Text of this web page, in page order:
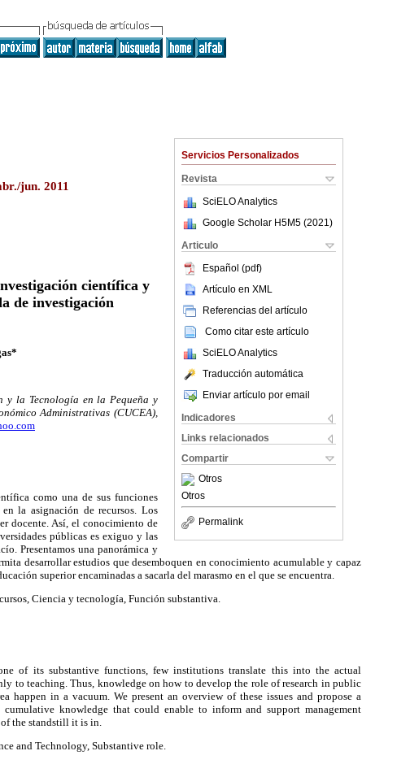
Servicios Personalizados
Revista
SciELO Analytics
Google Scholar H5M5 (2021 )
Articulo
Español (pdf)
Artículo en XML
Referencias del artículo
Como citar este artículo
SciELO Analytics
Traducción automática
Enviar artículo por email
Indicadores
Links relacionados
Compartir
Otros
Otros
Permalink
jun. 2011
científica y
de investigación
la Tecnología en la Pequeña y
Administrativas (CUCEA),
como una de sus funciones
la asignación de recursos. Los
docente. Así, el conocimiento de
públicas es exiguo y las
Presentamos una panorámica y
desarrollar estudios que desemboquen en conocimiento acumulable y capaz
superior encaminadas a sacarla del marasmo en el que se encuentra.
Ciencia y tecnología, Función substantiva.
of its substantive functions, few institutions translate this into the actual
to teaching. Thus, knowledge on how to develop the role of research in public
happen in a vacuum. We present an overview of these issues and propose a
knowledge that could enable to inform and support management
the standstill it is in.
and Technology, Substantive role.